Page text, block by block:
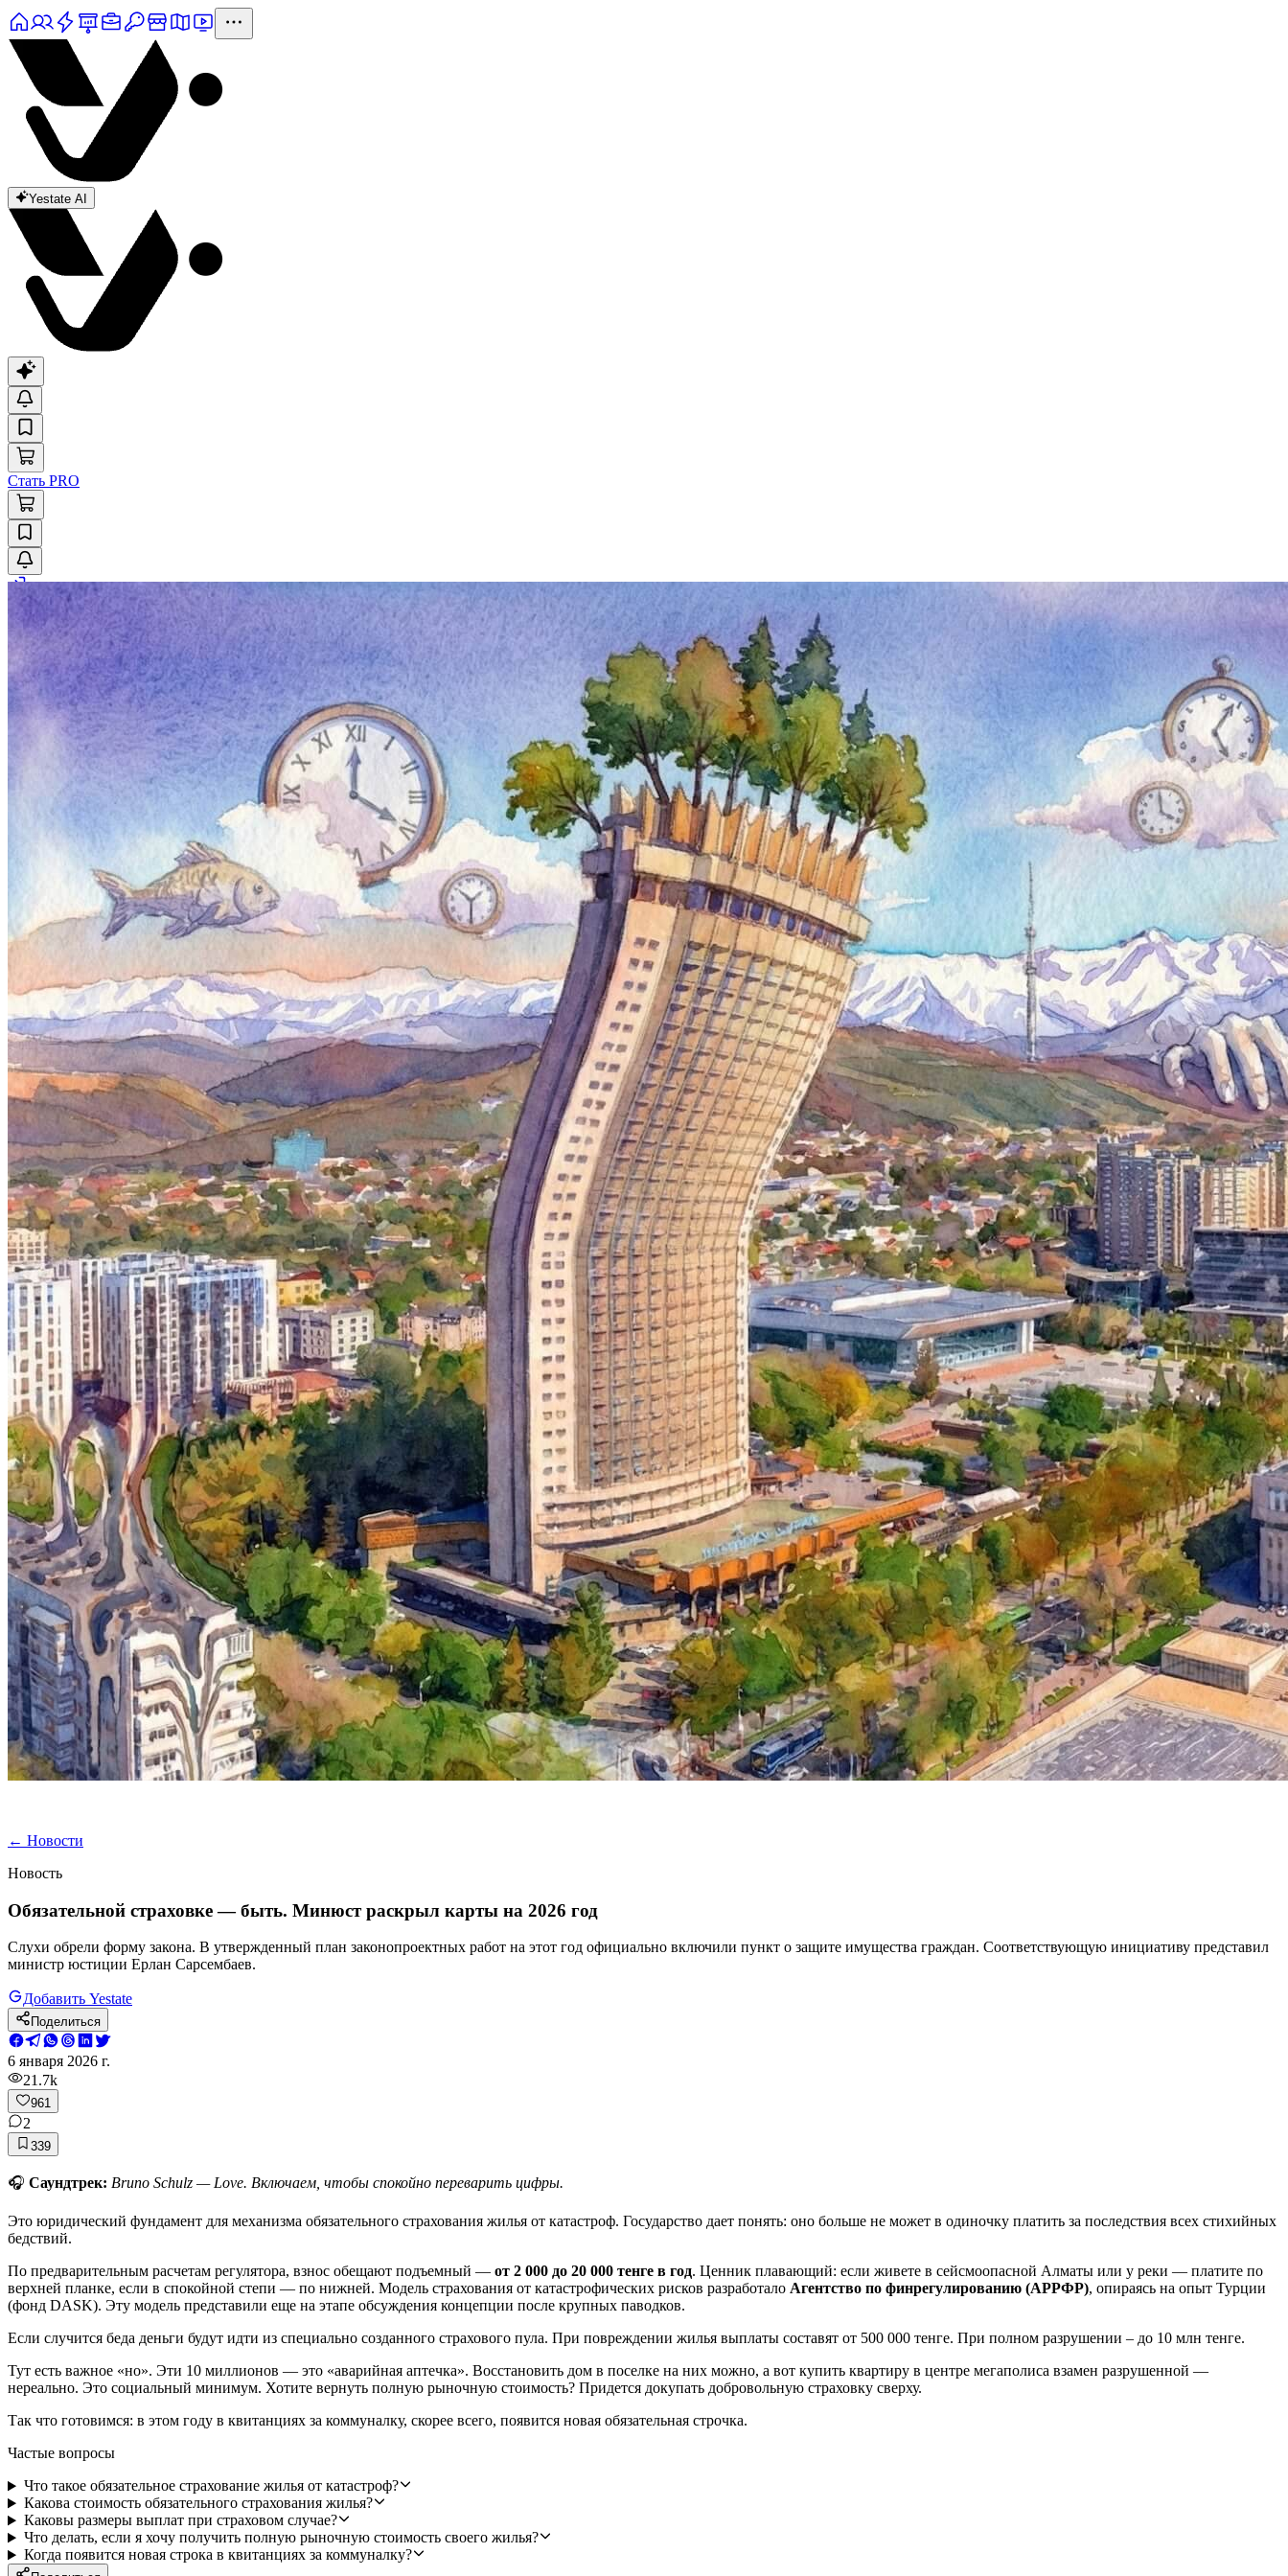
Yestate AI
Стать PRO
← Новости
Новость
Обязательной страховке — быть. Минюст раскрыл карты на 2026 год
Слухи обрели форму закона. В утвержденный план законопроектных работ на этот год официально включили пункт о защите имущества граждан. Соответствующую инициативу представил
министр юстиции Ерлан Сарсембаев.
Добавить Yestate
Поделиться
6 января 2026 г.
21.7k
961
2
339
🎧 Саундтрек: Bruno Schulz — Love. Включаем, чтобы спокойно переварить цифры.
Это юридический фундамент для механизма обязательного страхования жилья от катастроф. Государство дает понять: оно больше не может в одиночку платить за последствия всех стихийных
бедствий.
По предварительным расчетам регулятора, взнос обещают подъемный — от 2 000 до 20 000 тенге в год. Ценник плавающий: если живете в сейсмоопасной Алматы или у реки — платите по
верхней планке, если в спокойной степи — по нижней. Модель страхования от катастрофических рисков разработало Агентство по финрегулированию (АРРФР), опираясь на опыт Турции
(фонд DASK). Эту модель представили еще на этапе обсуждения концепции после крупных паводков.
Если случится беда деньги будут идти из специально созданного страхового пула. При повреждении жилья выплаты составят от 500 000 тенге. При полном разрушении – до 10 млн тенге.
Тут есть важное «но». Эти 10 миллионов — это «аварийная аптечка». Восстановить дом в поселке на них можно, а вот купить квартиру в центре мегаполиса взамен разрушенной —
нереально. Это социальный минимум. Хотите вернуть полную рыночную стоимость? Придется докупать добровольную страховку сверху.
Так что готовимся: в этом году в квитанциях за коммуналку, скорее всего, появится новая обязательная строчка.
Частые вопросы
Что такое обязательное страхование жилья от катастроф?
Какова стоимость обязательного страхования жилья?
Каковы размеры выплат при страховом случае?
Что делать, если я хочу получить полную рыночную стоимость своего жилья?
Когда появится новая строка в квитанциях за коммуналку?